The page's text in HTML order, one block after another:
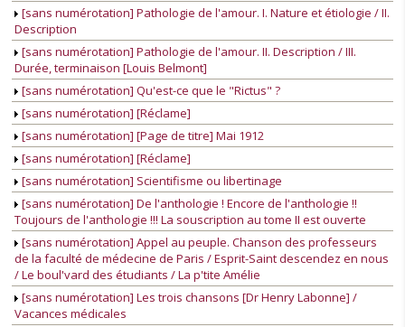
[sans numérotation] Pathologie de l'amour. I. Nature et étiologie / II.
Description
[sans numérotation] Pathologie de l'amour. II. Description / III.
Durée, terminaison [Louis Belmont]
[sans numérotation] Qu'est-ce que le "Rictus" ?
[sans numérotation] [Réclame]
[sans numérotation] [Page de titre] Mai 1912
[sans numérotation] [Réclame]
[sans numérotation] Scientifisme ou libertinage
[sans numérotation] De l'anthologie ! Encore de l'anthologie !!
Toujours de l'anthologie !!! La souscription au tome II est ouverte
[sans numérotation] Appel au peuple. Chanson des professeurs
de la faculté de médecine de Paris / Esprit-Saint descendez en nous
/ Le boul'vard des étudiants / La p'tite Amélie
[sans numérotation] Les trois chansons [Dr Henry Labonne] /
Vacances médicales